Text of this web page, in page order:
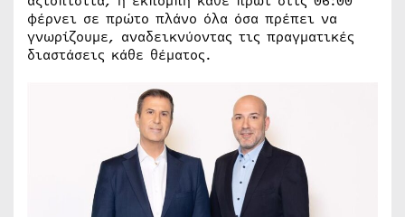
φέρνει σε πρώτο πλάνο όλα όσα πρέπει να
γνωρίζουμε, αναδεικνύοντας τις πραγματικές
διαστάσεις κάθε θέματος.